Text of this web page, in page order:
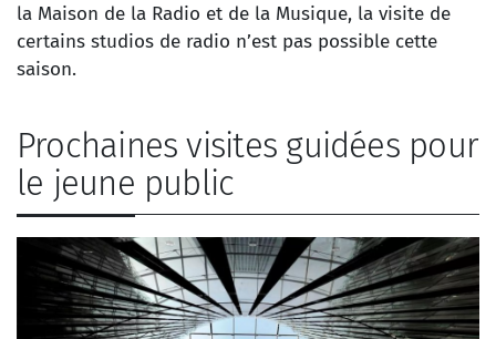
la Maison de la Radio et de la Musique, la visite de
certains studios de radio n’est pas possible cette
saison.
Prochaines visites guidées pour
le jeune public